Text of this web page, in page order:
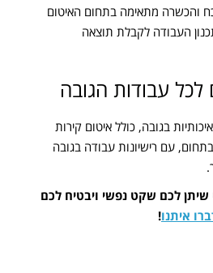
והכשרה מתאימה בתחום האיטום
העבודה לקבלת תוצאה
עבודות הגובה
בגובה, כולל איטום קירות
בתחום, עם רישיונות עבודה בגובה
שיתן לכם שקט נפשי ויבטיח לכם
איתנו!